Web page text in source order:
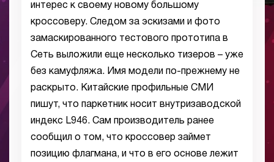
интерес к своему новому большому
кроссоверу. Следом за эскизами и фото
замаскированного тестового прототипа в
Сеть выложили еще несколько тизеров – уже
без камуфляжа. Имя модели по-прежнему не
раскрыто. Китайские профильные СМИ
пишут, что паркетник носит внутризаводской
индекс L946. Сам производитель ранее
сообщил о том, что кроссовер займет
позицию флагмана, и что в его основе лежит